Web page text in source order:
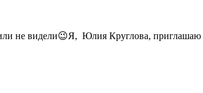
не видели😉Я, Юлия Круглова,